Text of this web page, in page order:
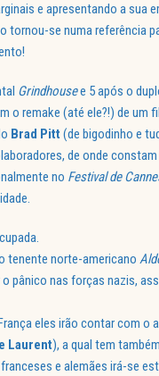
e apresentando a sua
tornou-se numa referência
Grindhousee 5 após o
o remake (até ele?!) de um
Brad Pitt (de bigodinho e
de onde constam
no Festival de
tenente norte-americano
pânico nas forças nazis,
eles irão contar com
Laurent), a qual tem
e alemães irá-se